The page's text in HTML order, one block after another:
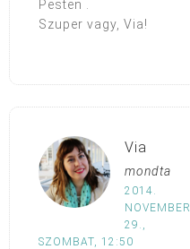
Pesten .
Szuper vagy, Via!
Via
mondta
2014.
NOVEMBER
29.,
SZOMBAT, 12:50